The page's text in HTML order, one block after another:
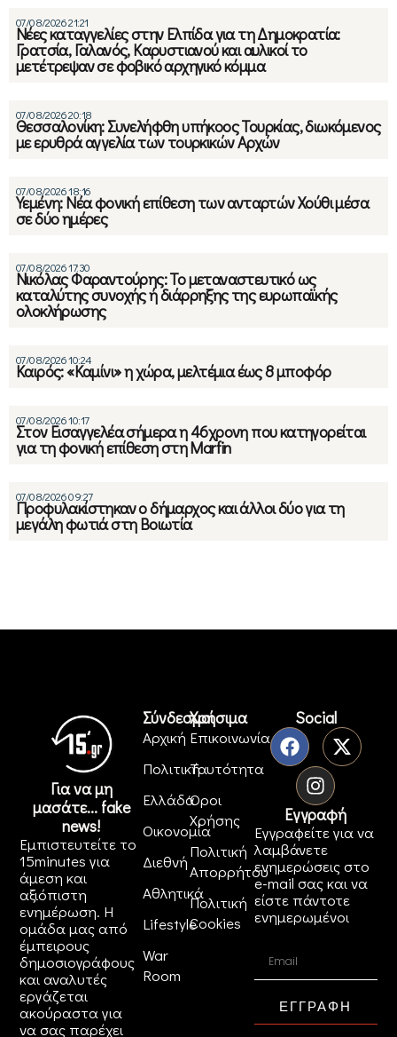
07/08/2026 21:21
Νέες καταγγελίες στην Ελπίδα για τη Δημοκρατία:
Γρατσία, Γαλανός, Καρυστιανού και αυλικοί το
μετέτρεψαν σε φοβικό αρχηγικό κόμμα
07/08/2026 20:18
Θεσσαλονίκη: Συνελήφθη υπήκοος Τουρκίας, διωκόμενος
με ερυθρά αγγελία των τουρκικών Αρχών
07/08/2026 18:16
Υεμένη: Νέα φονική επίθεση των ανταρτών Χούθι μέσα
σε δύο ημέρες
07/08/2026 17:30
Νικόλας Φαραντούρης: Το μεταναστευτικό ως
καταλύτης συνοχής ή διάρρηξης της ευρωπαϊκής
ολοκλήρωσης
07/08/2026 10:24
Καιρός: «Καμίνι» η χώρα, μελτέμια έως 8 μποφόρ
07/08/2026 10:17
Στον Εισαγγελέα σήμερα η 46χρονη που κατηγορείται
για τη φονική επίθεση στη Marfin
07/08/2026 09:27
Προφυλακίστηκαν ο δήμαρχος και άλλοι δύο για τη
μεγάλη φωτιά στη Βοιωτία
Για να μη
μασάτε... fake
news!
Εμπιστευτείτε το
15minutes για
άμεση και
αξιόπιστη
ενημέρωση. Η
ομάδα μας από
έμπειρους
δημοσιογράφους
και αναλυτές
εργάζεται
ακούραστα για
να σας παρέχει
Σύνδεσμοι
Αρχική
Πολιτική
Ελλάδα
Οικονομία
Διεθνή
Αθλητικά
Lifestyle
War
Room
Χρήσιμα
Επικοινωνία
Ταυτότητα
Όροι
Χρήσης
Πολιτική
Απορρήτου
Πολιτική
Cookies
Social
Εγγραφή
Εγγραφείτε για να
λαμβάνετε
ενημερώσεις στο
e-mail σας και να
είστε πάντοτε
ενημερωμένοι
ΕΓΓΡΑΦΗ